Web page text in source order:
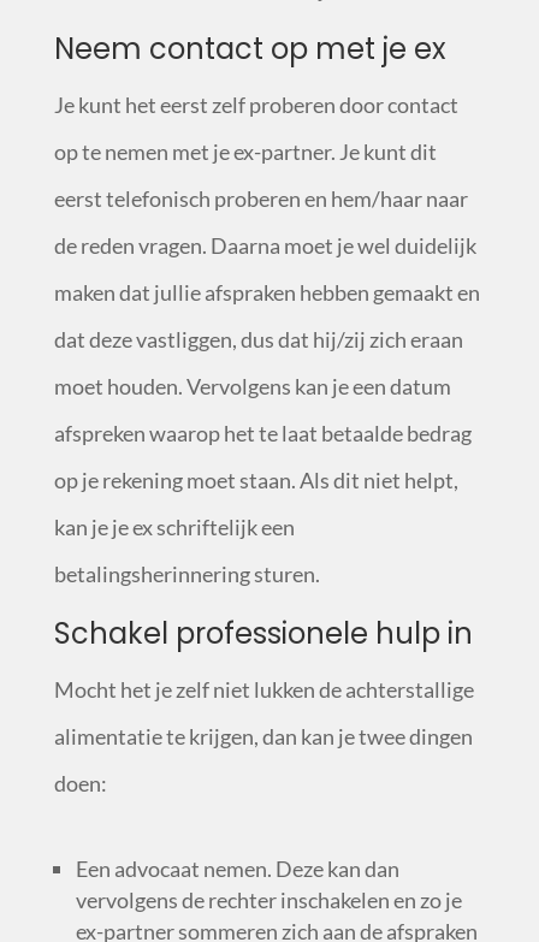
Neem contact op met je ex
Je kunt het eerst zelf proberen door contact
op te nemen met je ex-partner. Je kunt dit
eerst telefonisch proberen en hem/haar naar
de reden vragen. Daarna moet je wel duidelijk
maken dat jullie afspraken hebben gemaakt en
dat deze vastliggen, dus dat hij/zij zich eraan
moet houden. Vervolgens kan je een datum
afspreken waarop het te laat betaalde bedrag
op je rekening moet staan. Als dit niet helpt,
kan je je ex schriftelijk een
betalingsherinnering sturen.
Schakel professionele hulp in
Mocht het je zelf niet lukken de achterstallige
alimentatie te krijgen, dan kan je twee dingen
doen:
Een advocaat nemen. Deze kan dan
vervolgens de rechter inschakelen en zo je
ex-partner sommeren zich aan de afspraken